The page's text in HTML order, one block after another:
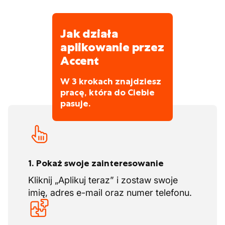
hierarchii
Jak działa
aplikowanie przez
Accent
W 3 krokach znajdziesz
pracę, która do Ciebie
pasuje.
1. Pokaż swoje zainteresowanie
Kliknij „Aplikuj teraz” i zostaw swoje
imię, adres e-mail oraz numer telefonu.